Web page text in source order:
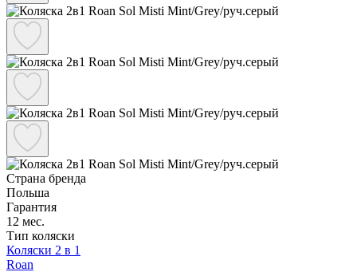
Страна бренда
Польша
Гарантия
12 мес.
Тип коляски
Коляски 2 в 1
Roan